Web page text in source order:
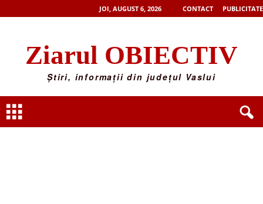
JOI, AUGUST 6, 2026 CONTACT PUBLICITATE
Ziarul OBIECTIV
Știri, informații din județul Vaslui